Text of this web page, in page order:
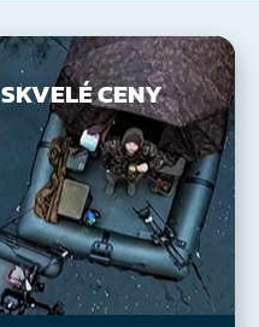
SKVELÉ CENY